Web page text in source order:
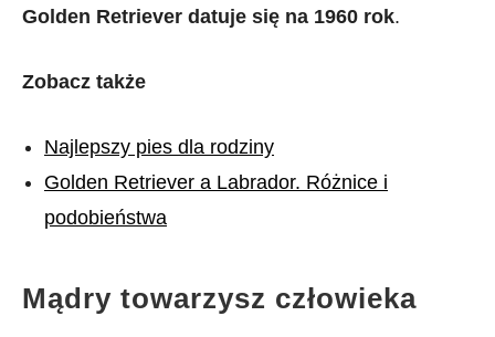
Golden Retriever datuje się na 1960 rok.
Zobacz także
Najlepszy pies dla rodziny
Golden Retriever a Labrador. Różnice i
podobieństwa
Mądry towarzysz człowieka